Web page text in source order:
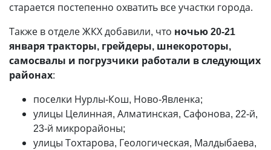
старается постепенно охватить все участки города.
Также в отделе ЖКХ добавили, что ночью 20-21
январятракторы, грейдеры, шнекороторы,
самосвалы и погрузчики работали в следующих
районах:
поселки Нурлы-Кош, Ново-Явленка;
улицы Целинная, Алматинская, Сафонова, 22-й,
23-й микрорайоны;
улицы Тохтарова, Геологическая, Малдыбаева,